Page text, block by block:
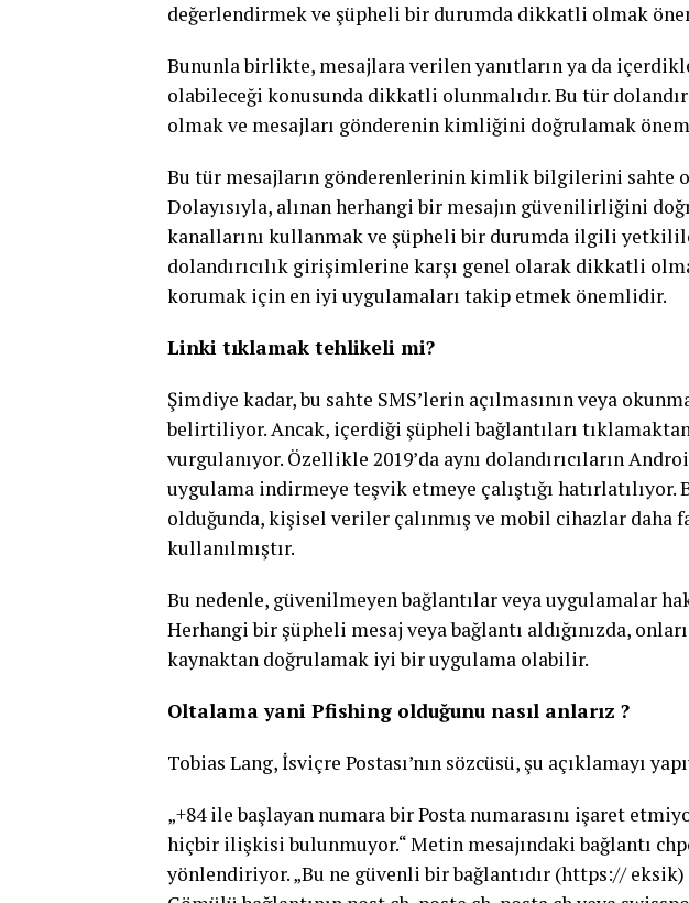
değerlendirmek ve şüpheli bir durumda dikkatli olmak
Bununla birlikte, mesajlara verilen yanıtların ya da
olabileceği konusunda dikkatli olunmalıdır. Bu tür
olmak ve mesajları gönderenin kimliğini doğrulamak
Bu tür mesajların gönderenlerinin kimlik bilgilerini sahte
Dolayısıyla, alınan herhangi bir mesajın güvenilirliğini
kanallarını kullanmak ve şüpheli bir durumda ilgili
dolandırıcılık girişimlerine karşı genel olarak dikkatli
korumak için en iyi uygulamaları takip etmek önemlidir.
Linki tıklamak tehlikeli mi?
Şimdiye kadar, bu sahte SMS’lerin açılmasının veya
belirtiliyor. Ancak, içerdiği şüpheli bağlantıları
vurgulanıyor. Özellikle 2019’da aynı dolandırıcıların
uygulama indirmeye teşvik etmeye çalıştığı hatırlatılıyor.
olduğunda, kişisel veriler çalınmış ve mobil cihazlar daha
kullanılmıştır.
Bu nedenle, güvenilmeyen bağlantılar veya uygulamalar
Herhangi bir şüpheli mesaj veya bağlantı aldığınızda,
kaynaktan doğrulamak iyi bir uygulama olabilir.
Oltalama yani Pfishing olduğunu nasıl anlarız ?
Tobias Lang, İsviçre Postası’nın sözcüsü, şu açıklamayı
„+84 ile başlayan numara bir Posta numarasını işaret
hiçbir ilişkisi bulunmuyor.“ Metin mesajındaki bağlantı
yönlendiriyor. „Bu ne güvenli bir bağlantıdır (https://